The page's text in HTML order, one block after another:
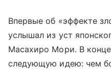
Впервые об «эффекте
услышал из уст
Масахиро Мори. В
следующую идею: чем